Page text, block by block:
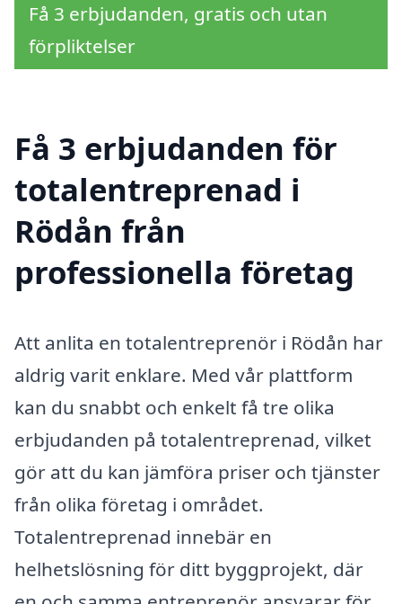
Få 3 erbjudanden, gratis och utan
förpliktelser
Få 3 erbjudanden för
totalentreprenad i
Rödån från
professionella företag
Att anlita en totalentreprenör i Rödån har
aldrig varit enklare. Med vår plattform
kan du snabbt och enkelt få tre olika
erbjudanden på totalentreprenad, vilket
gör att du kan jämföra priser och tjänster
från olika företag i området.
Totalentreprenad innebär en
helhetslösning för ditt byggprojekt, där